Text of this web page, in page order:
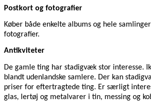
Postkort og fotografier
Køber både enkelte albums og hele
fotografier.
Antikviteter
De gamle ting har stadigvæk stor interesse.
blandt udenlandske samlere. Der kan
priser for eftertragtede ting. Er særligt
glas, lertøj og metalvarer i tin, messing og